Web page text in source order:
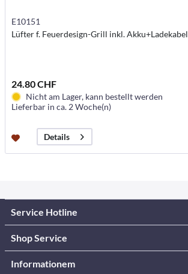
E10151
Lüfter f. Feuerdesign-Grill inkl. Akku+Ladekabel
24.80 CHF
Nicht am Lager, kann bestellt werden
Lieferbar in ca. 2 Woche(n)
Details
Service Hotline
Shop Service
Informationem